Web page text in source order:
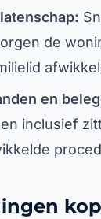
de
en
inclusief